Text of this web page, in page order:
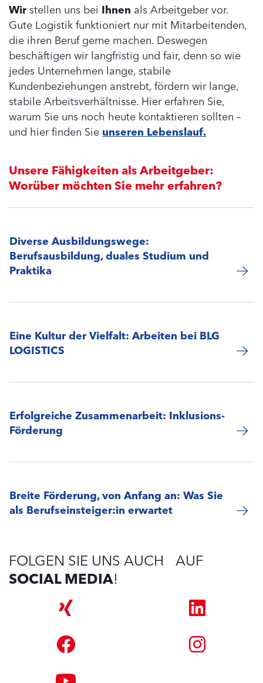
Wir stellen uns bei Ihnen als Arbeitgeber vor.
Gute Logistik funktioniert nur mit Mitarbeitenden,
die ihren Beruf gerne machen. Deswegen
beschäftigen wir langfristig und fair, denn so wie
jedes Unternehmen lange, stabile
Kundenbeziehungen anstrebt, fördern wir lange,
stabile Arbeitsverhältnisse. Hier erfahren Sie,
warum Sie uns noch heute kontaktieren sollten –
und hier finden Sie unseren Lebenslauf.
Unsere Fähigkeiten als Arbeitgeber:
Worüber möchten Sie mehr erfahren?
Diverse Ausbildungswege:
Berufsausbildung, duales Studium und
Praktika
Eine Kultur der Vielfalt: Arbeiten bei BLG
LOGISTICS
Erfolgreiche Zusammenarbeit: Inklusions-
Förderung
Breite Förderung, von Anfang an: Was Sie
als Berufseinsteiger:in erwartet
FOLGEN SIE UNS AUCH AUF
SOCIAL MEDIA!